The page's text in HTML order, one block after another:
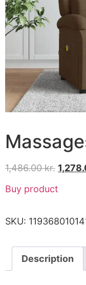
1,486.00kr.
Buy product
SKU:
Description